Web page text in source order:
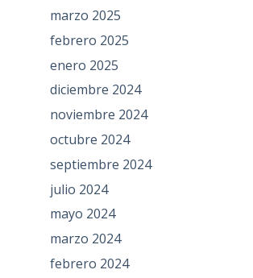
marzo 2025
febrero 2025
enero 2025
diciembre 2024
noviembre 2024
octubre 2024
septiembre 2024
julio 2024
mayo 2024
marzo 2024
febrero 2024